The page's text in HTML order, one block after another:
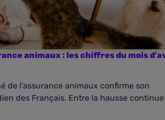
animaux : les chiffres du mois
de l’assurance animaux confirme son
des Français. Entre la hausse